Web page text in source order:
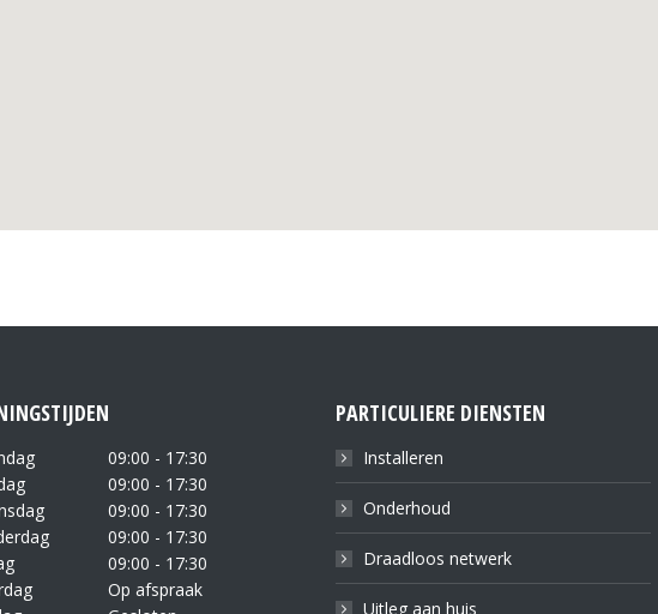
09:00 - 17:30
09:00 - 17:30
09:00 - 17:30
09:00 - 17:30
09:00 - 17:30
Op afspraak
PARTICULIERE DIENSTEN
Installeren
Onderhoud
Draadloos netwerk
Uitleg aan huis